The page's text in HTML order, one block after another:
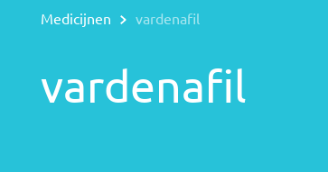
Medicijnen vardenafil
vardenafil